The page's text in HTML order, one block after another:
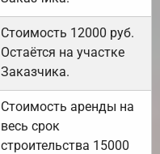
Стоимость 12000 руб.
Остаётся на участке
Заказчика.
Стоимость аренды на
весь срок
строительства 15000